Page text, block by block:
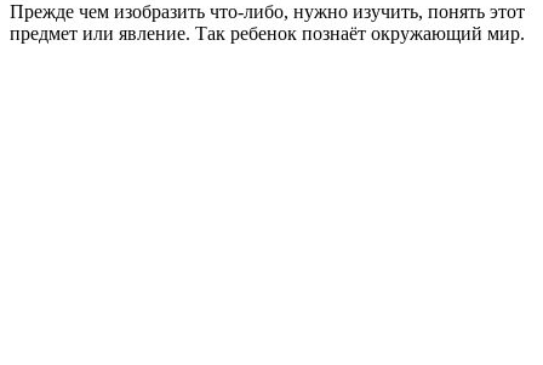
Прежде чем изобразить что-либо, нужно изучить, понять этот
предмет или явление. Так ребенок познаёт окружающий мир.